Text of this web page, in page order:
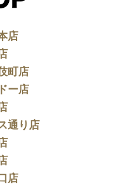
店
町店
ー店
通り店
店